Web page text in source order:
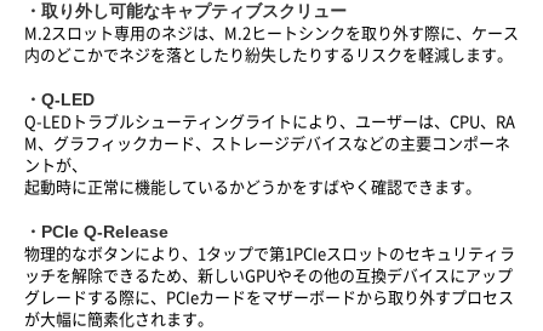
・ 取り外し可能なキャプティブスクリュー
M.2スロット専用のネジは、M.2ヒートシンクを取り外す際に、ケース
内のどこかでネジを落としたり紛失したりするリスクを軽減します。
・Q-LED
Q-LEDトラブルシューティングライトにより、ユーザーは、CPU、RA
M、グラフィックカード、ストレージデバイスなどの主要コンポーネ
ントが、
起動時に正常に機能しているかどうかをすばやく確認できます。
・PCIe Q-Release
物理的なボタンにより、1タップで第1PCIeスロットのセキュリティラ
ッチを解除できるため、新しいGPUやその他の互換デバイスにアップ
グレードする際に、PCIeカードをマザーボードから取り外すプロセス
が大幅に簡素化されます。